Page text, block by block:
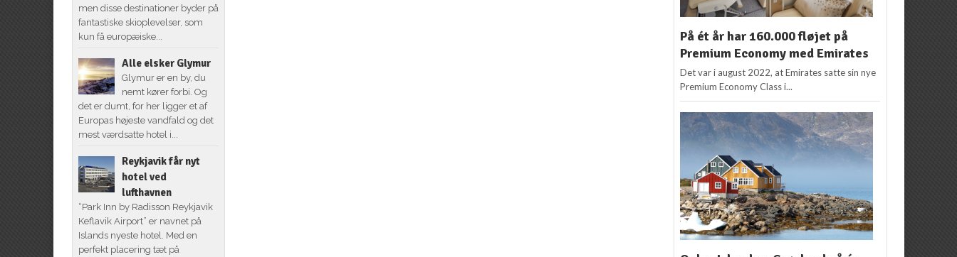
men disse destinationer byder på
fantastiske skioplevelser, som
kun få europæiske...
Alle elsker Glymur
Glymur er en by, du
nemt kører forbi. Og
det er dumt, for her ligger et af
Europas højeste vandfald og det
mest værdsatte hotel i...
Reykjavik får nyt
hotel ved
lufthavnen
“Park Inn by Radisson Reykjavik
Keflavik Airport” er navnet på
Islands nyeste hotel. Med en
perfekt placering tæt på
På ét år har 160.000 fløjet på
Premium Economy med Emirates
Det var i august 2022, at Emirates satte sin nye
Premium Economy Class i...